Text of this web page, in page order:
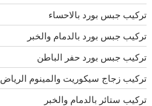
تركيب جبس بورد بالاحساء
تركيب جبس بورد بالدمام والخبر
تركيب جبس بورد حفر الباطن
تركيب زجاج سيكوريت والمينوم الرياض
تركيب ستائر بالدمام والخبر